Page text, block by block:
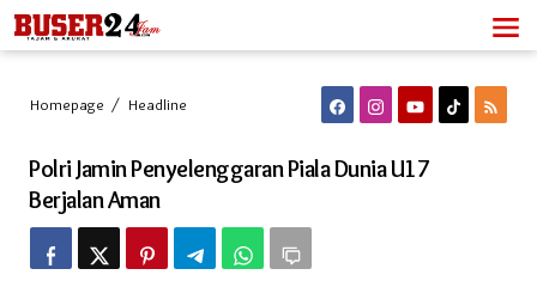
Lewati
ke
konten
Homepage / Headline
Piala
Dunia
Berjalan
Aman
Polri Jamin Penyelenggaran Piala Dunia U17
Berjalan Aman